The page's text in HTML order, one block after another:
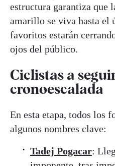
estructura garantiza que
amarillo se viva hasta el
favoritos estarán
ojos del público.
Ciclistas a
cronoescalada
En esta etapa, todos los
algunos nombres clave:
Tadej Pogacar: